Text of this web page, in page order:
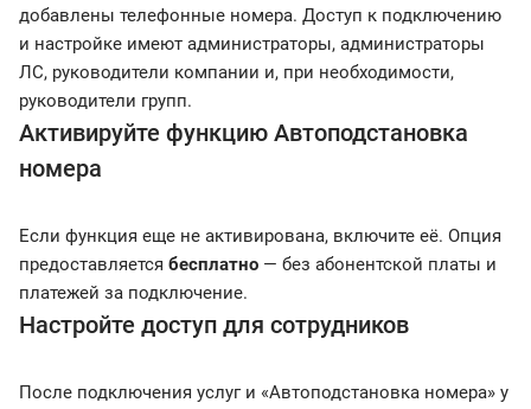
добавлены телефонные номера. Доступ к подключению
и настройке имеют администраторы, администраторы
ЛС, руководители компании и, при необходимости,
руководители групп.
Активируйте функцию Автоподстановка
номера
Если функция еще не активирована, включите её. Опция
предоставляется бесплатно — без абонентской платы и
платежей за подключение.
Настройте доступ для сотрудников
После подключения услуг и «Автоподстановка номера» у